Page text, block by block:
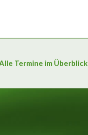
Termine im Überblick